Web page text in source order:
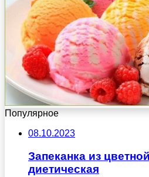
Популярное
08.10.2023
Запеканка из
диетическая